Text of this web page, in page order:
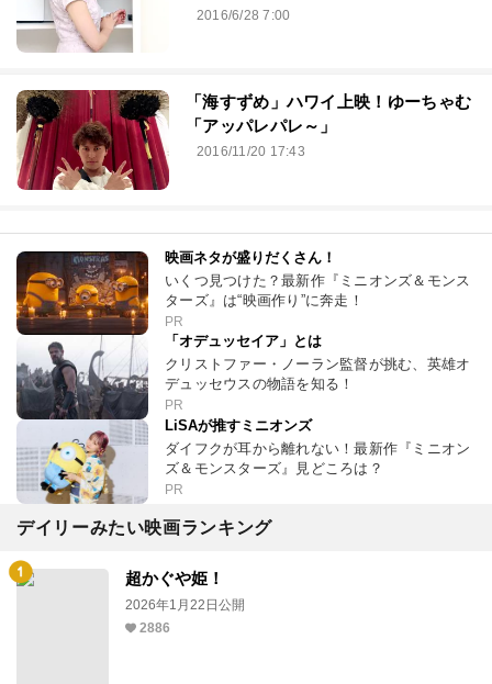
2016/6/28 7:00
「海すずめ」ハワイ上映！ゆーちゃむ
「アッパレパレ～」
2016/11/20 17:43
映画ネタが盛りだくさん！
いくつ見つけた？最新作『ミニオンズ＆モンス
ターズ』は“映画作り”に奔走！
PR
「オデュッセイア」とは
クリストファー・ノーラン監督が挑む、英雄オ
デュッセウスの物語を知る！
PR
LiSAが推すミニオンズ
ダイフクが耳から離れない！最新作『ミニオン
ズ＆モンスターズ』見どころは？
PR
デイリーみたい映画ランキング
超かぐや姫！
2026年1月22日公開
2886